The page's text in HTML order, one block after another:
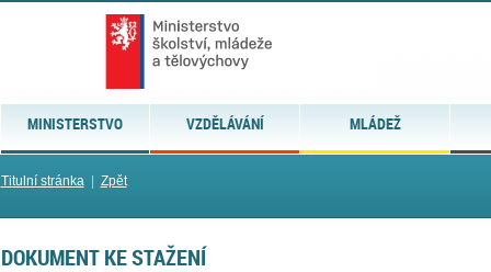
MINISTERSTVO VZDĚLÁVÁNÍ MLÁDEŽ
Titulní stránka| Zpět
DOKUMENT KE STAŽENÍ